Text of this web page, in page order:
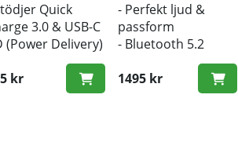
Quick
3.0 & USB-C
(Power Delivery)
hastighet
kr
- Perfekt ljud &
passform
- Bluetooth 5.2
- Trådlös laddning
1495 kr